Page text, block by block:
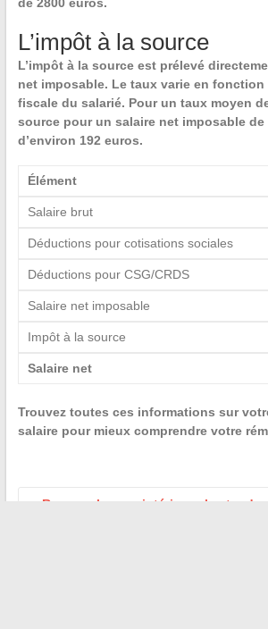
de 2800 euros.
L’impôt à la source
L’impôt à la sourceest prélevé
net imposable. Le taux varie en
fiscale du salarié. Pour un taux moyen
source pour un salaire net imposable de
d’environ 192 euros.
Élément
Salaire brut
Déductions pour cotisations sociales
Déductions pour CSG/CRDS
Salaire net imposable
Impôt à la source
Salaire net
Trouvez toutes ces informations sur
salaire pour mieux comprendre votre
Renouveler son intérieur : les